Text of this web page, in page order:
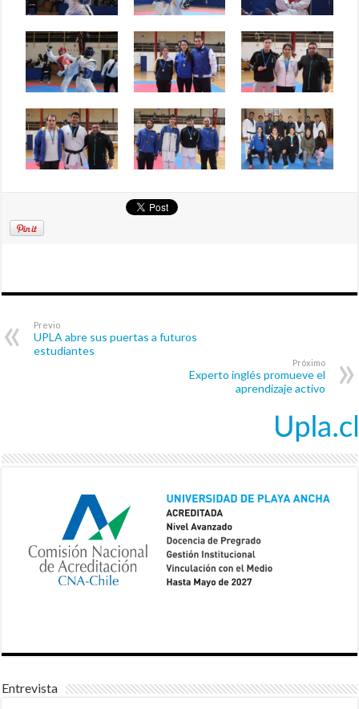
Previo
UPLA abre sus puertas a futuros
estudiantes
Próximo
Experto inglés promueve el
aprendizaje activo
Entrevista